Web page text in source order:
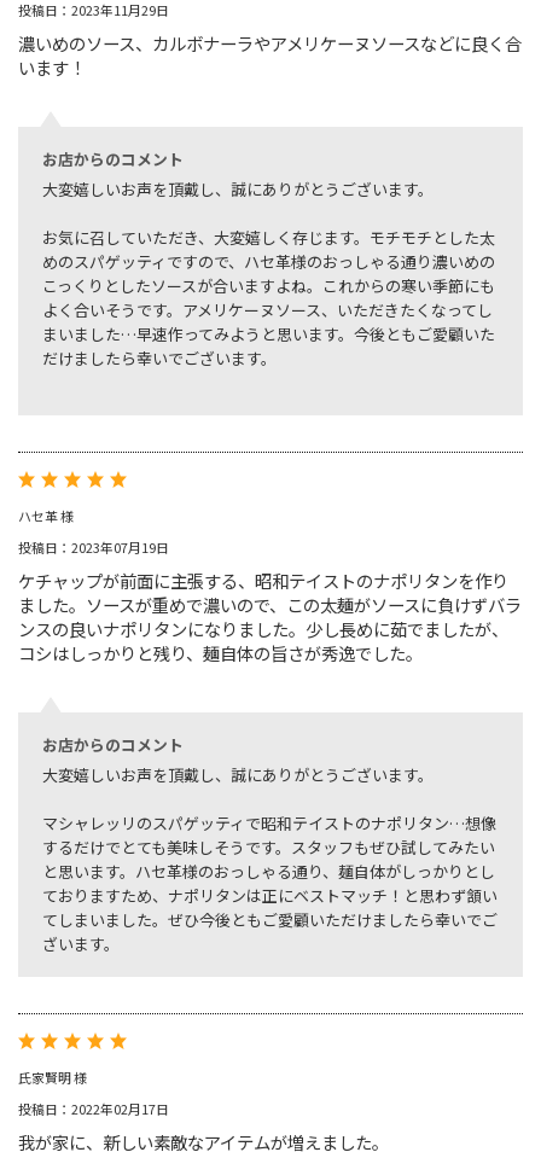
投稿日：2023年11月29日
濃いめのソース、カルボナーラやアメリケーヌソースなどに良く合
います！
お店からのコメント
大変嬉しいお声を頂戴し、誠にありがとうございます。
お気に召していただき、大変嬉しく存じます。モチモチとした太
めのスパゲッティですので、ハセ革様のおっしゃる通り濃いめの
こっくりとしたソースが合いますよね。これからの寒い季節にも
よく合いそうです。アメリケーヌソース、いただきたくなってし
まいました…早速作ってみようと思います。今後ともご愛顧いた
だけましたら幸いでございます。
ハセ革 様
投稿日：2023年07月19日
ケチャップが前面に主張する、昭和テイストのナポリタンを作り
ました。ソースが重めで濃いので、この太麺がソースに負けずバラ
ンスの良いナポリタンになりました。少し長めに茹でましたが、
コシはしっかりと残り、麺自体の旨さが秀逸でした。
お店からのコメント
大変嬉しいお声を頂戴し、誠にありがとうございます。
マシャレッリのスパゲッティで昭和テイストのナポリタン…想像
するだけでとても美味しそうです。スタッフもぜひ試してみたい
と思います。ハセ革様のおっしゃる通り、麺自体がしっかりとし
ておりますため、ナポリタンは正にベストマッチ！と思わず頷い
てしまいました。ぜひ今後ともご愛顧いただけましたら幸いでご
ざいます。
氏家賢明 様
投稿日：2022年02月17日
我が家に、新しい素敵なアイテムが増えました。